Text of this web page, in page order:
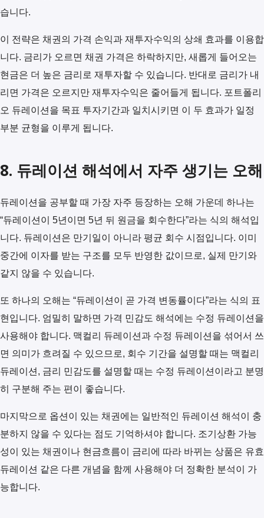
습니다.
이 전략은 채권의 가격 손익과 재투자수익의 상쇄 효과를 이용합
니다. 금리가 오르면 채권 가격은 하락하지만, 새롭게 들어오는
현금은 더 높은 금리로 재투자할 수 있습니다. 반대로 금리가 내
리면 가격은 오르지만 재투자수익은 줄어들게 됩니다. 포트폴리
오 듀레이션을 목표 투자기간과 일치시키면 이 두 효과가 일정
부분 균형을 이루게 됩니다.
8. 듀레이션 해석에서 자주 생기는 오해
듀레이션을 공부할 때 가장 자주 등장하는 오해 가운데 하나는
“듀레이션이 5년이면 5년 뒤 원금을 회수한다”라는 식의 해석입
니다. 듀레이션은 만기일이 아니라 평균 회수 시점입니다. 이미
중간에 이자를 받는 구조를 모두 반영한 값이므로, 실제 만기와
같지 않을 수 있습니다.
또 하나의 오해는 “듀레이션이 곧 가격 변동률이다”라는 식의 표
현입니다. 엄밀히 말하면 가격 민감도 해석에는 수정 듀레이션을
사용해야 합니다. 맥컬리 듀레이션과 수정 듀레이션을 섞어서 쓰
면 의미가 흐려질 수 있으므로, 회수 기간을 설명할 때는 맥컬리
듀레이션, 금리 민감도를 설명할 때는 수정 듀레이션이라고 분명
히 구분해 주는 편이 좋습니다.
마지막으로 옵션이 있는 채권에는 일반적인 듀레이션 해석이 충
분하지 않을 수 있다는 점도 기억하셔야 합니다. 조기상환 가능
성이 있는 채권이나 현금흐름이 금리에 따라 바뀌는 상품은 유효
듀레이션 같은 다른 개념을 함께 사용해야 더 정확한 분석이 가
능합니다.